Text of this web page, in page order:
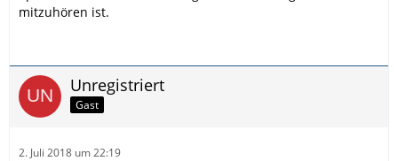
mitzuhören ist.
Unregistriert
Gast
2. Juli 2018 um 22:19